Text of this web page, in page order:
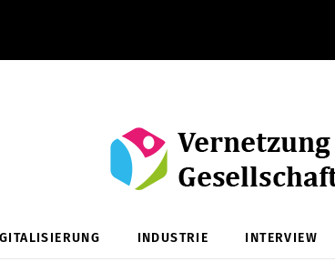
INDUSTRIE INTERVIEW